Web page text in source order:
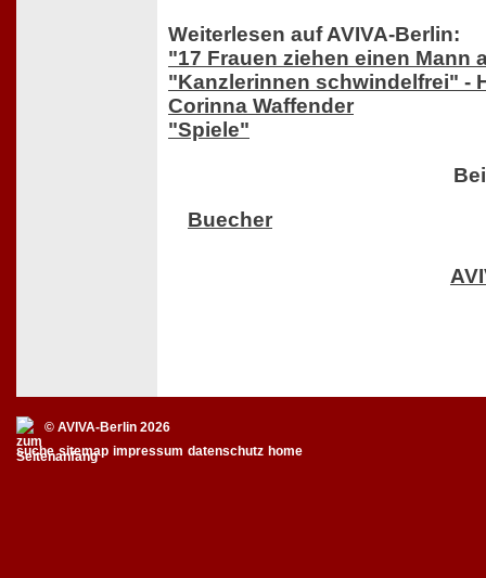
Weiterlesen auf AVIVA-Berlin:
"17 Frauen ziehen einen Mann
"Kanzlerinnen schwindelfrei" -
Corinna Waffender
"Spiele"
Buecher
© AVIVA-Berlin 2026
suche sitemap impressum datenschutz home